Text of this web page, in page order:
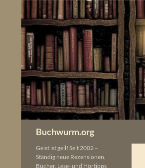
springen
Buchwurm.org
Geist ist geil! Seit 2002 –
Ständig neue Rezensionen,
Bücher, Lese- und Hörtipps